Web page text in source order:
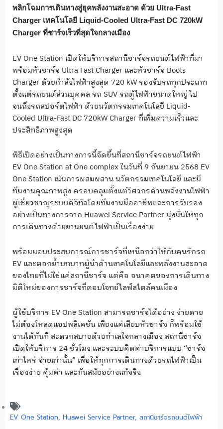
พลิกโฉมการเดินทางสู่ยุคพลังงานสะอาด ด้วย Ultra-Fast
Charger เทคโนโลยี Liquid-Cooled Ultra-Fast DC 720kW
Charger ที่ชาร์จเร็วที่สุดใจกลางเมือง
EV One Station เปิดให้บริการสถานีชาร์จรถยนต์ไฟฟ้าที่มา
พร้อมหัวชาร์จ Ultra Fast Charger และหัวชาร์จ Boots
Charger ด้วยกำลังไฟฟ้าสูงสุด 720 kW รองรับรถทุกประเภท
ตั้งแต่รถยนต์ส่วนบุคคล รถ SUV รถตู้ไฟฟ้าขนาดใหญ่ ไป
จนถึงรถสปอร์ตไฟฟ้า ด้วยนวัตกรรมเทคโนโลยี Liquid-
Cooled Ultra-Fast DC 720kW Charger ที่เพิ่มความเร็วและ
ประสิทธิภาพสูงสุด
พิธีเปิดอย่างเป็นทางการนี้จัดขึ้นที่สถานีชาร์จรถยนต์ไฟฟ้า
EV One Station at One complex ในวันที่ 9 กันยายน 2568 EV
One Station เน้นการผสมผสาน นวัตกรรมเทคโนโลยี และมี
ทีมงานคุณภาพสูง ครอบคลุมตั้งแต่วิศวกรด้านพลังงานไฟฟ้า
ผู้เชี่ยวชาญระบบดิจิทัลโดยทีมงานมืออาชีพและการรับรอง
อย่างเป็นทางการจาก Huawei Service Partner มุ่งมั่นให้ทุก
การเดินทางด้วยยานยนต์ไฟฟ้าเป็นเรื่องง่าย
พร้อมมอบประสบการณ์การชาร์จที่เหนือกว่าให้กับคนรักรถ
EV และตอกย้ำบทบาทผู้นำด้านเทคโนโลยีและพลังงานสะอาด
ของไทยที่ไม่ใช่แค่สถานีชาร์จ แต่คือ อนาคตของการเดินทาง
มิติใหม่ของการชาร์จที่ตอบโจทย์ไลฟ์สไตล์คนเมือง
ผู้ใช้บริการ EV One Station สามารถชาร์จได้อย่าง ง่ายดาย
ไม่ต้องโหลดแอปพลิเคชัน เพียงแค่เสียบหัวชาร์จ ก็พร้อมใช้
งานได้ทันที สะดวกสบายด้วยทำเลใจกลางเมือง สถานีชาร์จ
เปิดให้บริการ 24 ชั่วโมง และระบบคิดค่าบริการแบบ “ชาร์จ
เท่าไหร่ จ่ายเท่านั้น” เพื่อให้ทุกการเดินทางด้วยรถไฟฟ้าเป็น
เรื่องง่าย คุ้มค่า และทันสมัยอย่างแท้จริง
EV One Station, Huawei Service Partner, สถานีชาร์จรถยนต์ไฟฟ้า